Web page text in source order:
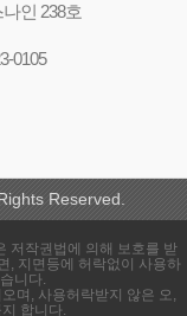
인 238호
0105
Reserved.
저작권법에 의해 보호를 받
, 지면등에 허락없이 사용하
니다.
며, 사용허락받지 않은 오,
합니다.